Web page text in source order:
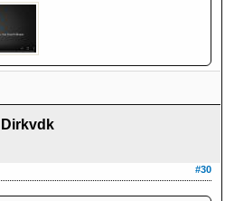
Dirkvdk
#30